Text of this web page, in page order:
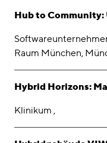
Hub to Community:
Raum München,
Hybrid Horizons:
Klinikum ,